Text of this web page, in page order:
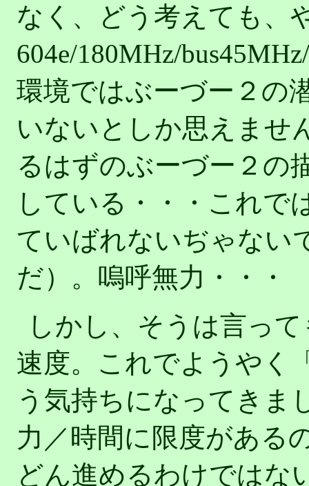
なく、どう考えても、
604e/180MHz/
環境ではぶーづー２の
いないとしか思えませ
るはずのぶーづー２の
している・・・これで
ていばれないぢゃない
だ）。嗚呼無力・・・
しかし、そうは言っ
速度。これでようやく
う気持ちになってきま
力／時間に限度がある
どん進めるわけではな